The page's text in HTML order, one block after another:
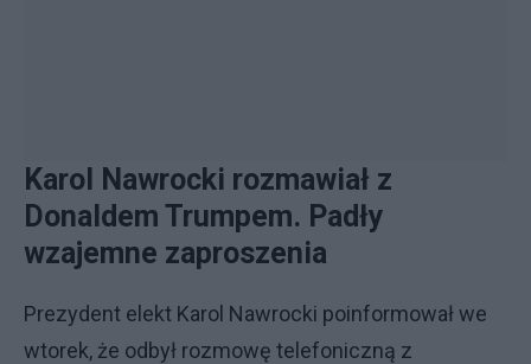
Karol Nawrocki rozmawiał z
Donaldem Trumpem. Padły
wzajemne zaproszenia
Prezydent elekt Karol Nawrocki poinformował we
wtorek, że odbył rozmowę telefoniczną z